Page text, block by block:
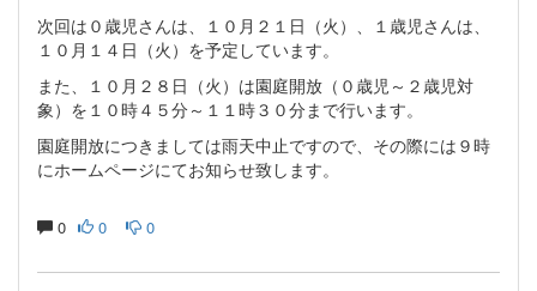
次回は０歳児さんは、１０月２１日（火）、１歳児さんは、
１０月１４日（火）を予定しています。
また、１０月２８日（火）は園庭開放（０歳児～２歳児対
象）を１０時４５分～１１時３０分まで行います。
園庭開放につきましては雨天中止ですので、その際には９時
にホームページにてお知らせ致します。
0 0 0